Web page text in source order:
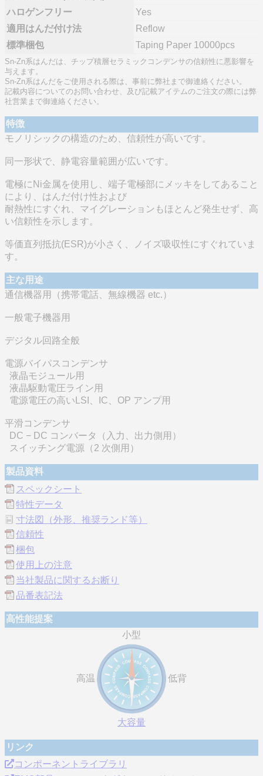
ハロゲンフリー
Yes
適用はんだ付け法
Reflow
標準梱包
Taping Paper 10000pcs
Sn-Zn系はんだは、チップ積層セラミックコンデンサの信頼性に悪影響を
与えます。
Sn-Zn系はんだをご使用される際は、事前に弊社まで御連絡ください。
記載内容についてのお問い合わせ、及び記載アイテムのご注文の際には弊
社営業まで御連絡ください。
特徴
モノリシックの構造のため、信頼性が高いです。
同一形状で、静電容量範囲が広いです。
電極にNi金属を使用し、端子電極部にメッキをしてあること
により、はんだ付け性および
耐熱性にすぐれ、マイグレーションもほとんど発生せず、高
い信頼性を示します。
等価直列抵抗(ESR)が小さく、ノイズ吸収性にすぐれていま
す。
主な用途
通信機器用（携帯電話、無線機器 etc.）
一般電子機器用
デジタル回路全般
電源バイパスコンデンサ
液晶モジュール用
液晶駆動電圧ライン用
電源電圧の高いLSI、IC、OP アンプ用
平滑コンデンサ
DC − DC コンバータ（入力、出力側用）
スイッチング電源（2 次側用）
製品資料
スペックシート
特性データ
寸法図（外形、推奨ランド等）
信頼性
梱包
使用上の注意
当社製品に関するお断り
品番表記法
高性能提案
小型
高温 低背
大容量
リンク
コンポーネントライブラリ